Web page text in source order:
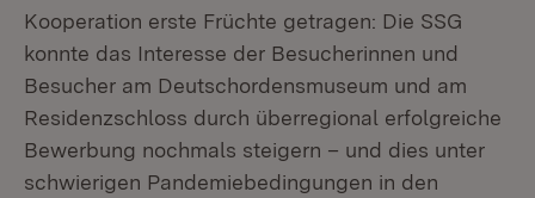
Kooperation erste Früchte getragen: Die SSG
konnte das Interesse der Besucherinnen und
Besucher am Deutschordensmuseum und am
Residenzschloss durch überregional erfolgreiche
Bewerbung nochmals steigern – und dies unter
schwierigen Pandemiebedingungen in den